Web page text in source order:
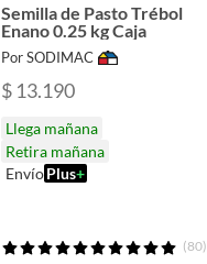
Semilla de Pasto Trébol
Enano 0.25 kg Caja
Por SODIMAC
$ 13.190
Llega mañana
Retira mañana
EnvíoPlus+
(80)